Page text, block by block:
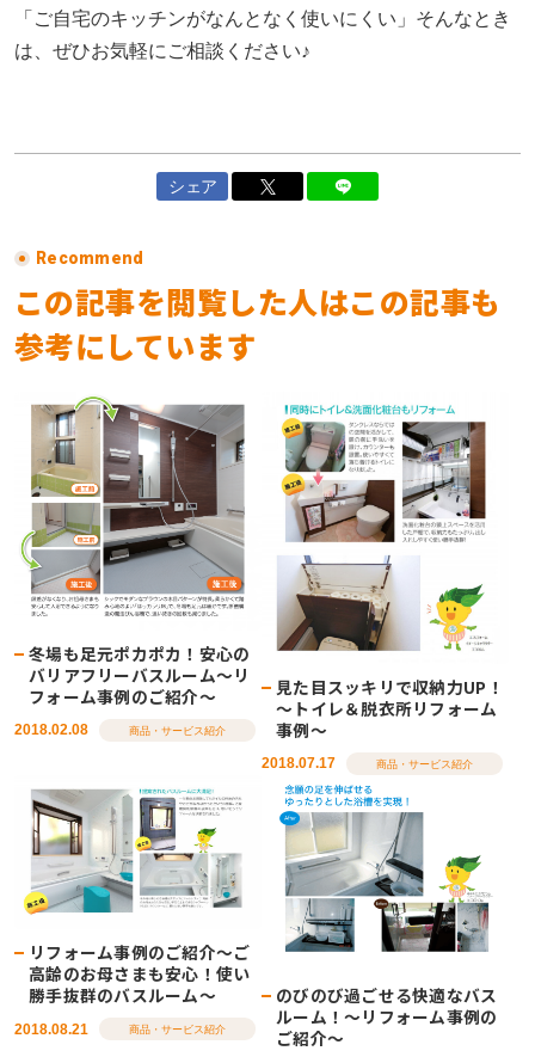
「ご自宅のキッチンがなんとなく使いにくい」そんなとき
は、ぜひお気軽にご相談ください♪
シェア
Recommend
この記事を閲覧した人はこの記事も
参考にしています
冬場も足元ポカポカ！安心の
バリアフリーバスルーム～リ
フォーム事例のご紹介～
2018.02.08 商品・サービス紹介
見た目スッキリで収納力UP！
～トイレ＆脱衣所リフォーム
事例～
2018.07.17 商品・サービス紹介
リフォーム事例のご紹介～ご
高齢のお母さまも安心！使い
勝手抜群のバスルーム～
2018.08.21 商品・サービス紹介
のびのび過ごせる快適なバス
ルーム！～リフォーム事例の
ご紹介～